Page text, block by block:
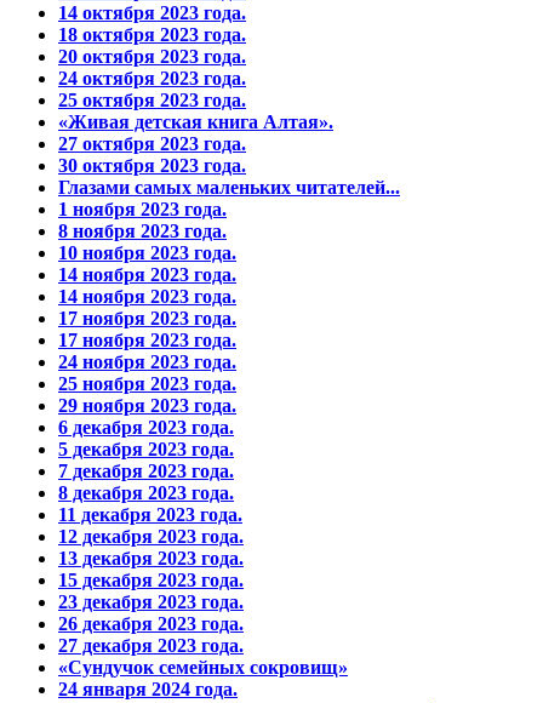
14 октября 2023 года.
18 октября 2023 года.
20 октября 2023 года.
24 октября 2023 года.
25 октября 2023 года.
«Живая детская книга Алтая».
27 октября 2023 года.
30 октября 2023 года.
Глазами самых маленьких читателей...
1 ноября 2023 года.
8 ноября 2023 года.
10 ноября 2023 года.
14 ноября 2023 года.
14 ноября 2023 года.
17 ноября 2023 года.
17 ноября 2023 года.
24 ноября 2023 года.
25 ноября 2023 года.
29 ноября 2023 года.
6 декабря 2023 года.
5 декабря 2023 года.
7 декабря 2023 года.
8 декабря 2023 года.
11 декабря 2023 года.
12 декабря 2023 года.
13 декабря 2023 года.
15 декабря 2023 года.
23 декабря 2023 года.
26 декабря 2023 года.
27 декабря 2023 года.
«Сундучок семейных сокровищ»
24 января 2024 года.